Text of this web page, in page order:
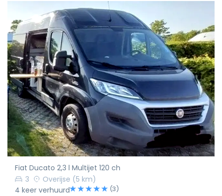
Fiat Ducato 2,3 l Multijet 120 ch
3
Overijse (5 km)
4 keer verhuurd
(3)